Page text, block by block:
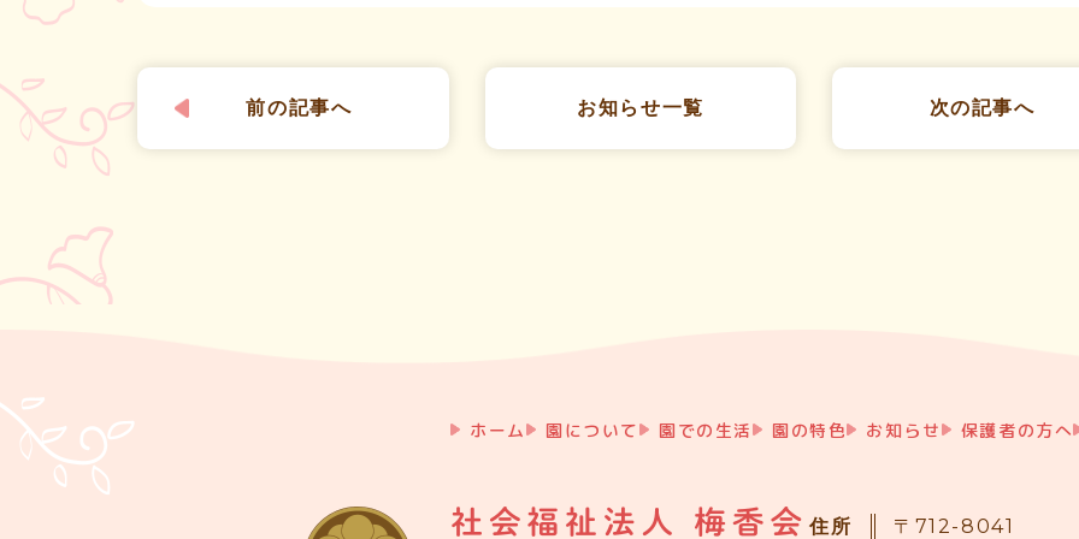
前の記事へ お知らせ一覧 次の記事へ
ホーム 園について 園での生活 園の特色 お知らせ 保護者の方へ
住所 〒712-8041